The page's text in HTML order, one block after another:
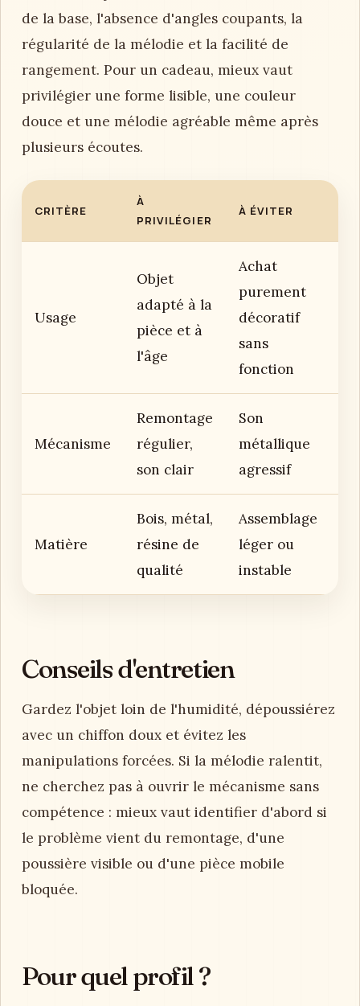
de la base, l'absence d'angles coupants, la
régularité de la mélodie et la facilité de
rangement. Pour un cadeau, mieux vaut
privilégier une forme lisible, une couleur
douce et une mélodie agréable même après
plusieurs écoutes.
CRITÈRE
À
PRIVILÉGIER
À ÉVITER
Usage
Objet
adapté à la
pièce et à
l'âge
Achat
purement
décoratif
sans
fonction
Mécanisme
Remontage
régulier,
son clair
Son
métallique
agressif
Matière
Bois, métal,
résine de
qualité
Assemblage
léger ou
instable
Conseils d'entretien
Gardez l'objet loin de l'humidité, dépoussiérez
avec un chiffon doux et évitez les
manipulations forcées. Si la mélodie ralentit,
ne cherchez pas à ouvrir le mécanisme sans
compétence : mieux vaut identifier d'abord si
le problème vient du remontage, d'une
poussière visible ou d'une pièce mobile
bloquée.
Pour quel profil ?